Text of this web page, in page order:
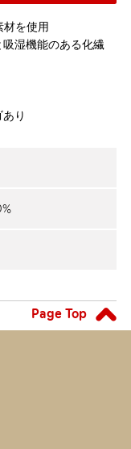
材を使用
吸湿機能のある化繊
り
Page Top